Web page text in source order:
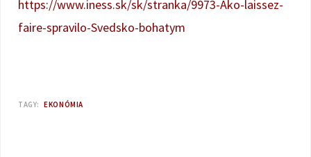
https://www.iness.sk/sk/stranka/9973-Ako-laissez-
faire-spravilo-Svedsko-bohatym
TAGY: EKONÓMIA